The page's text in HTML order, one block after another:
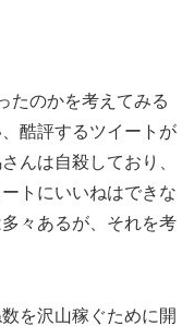
たのかを考えてみる
酷評するツイートが
んは自殺しており、
トにいいねはできな
々あるが、それを考
を沢山稼ぐために開